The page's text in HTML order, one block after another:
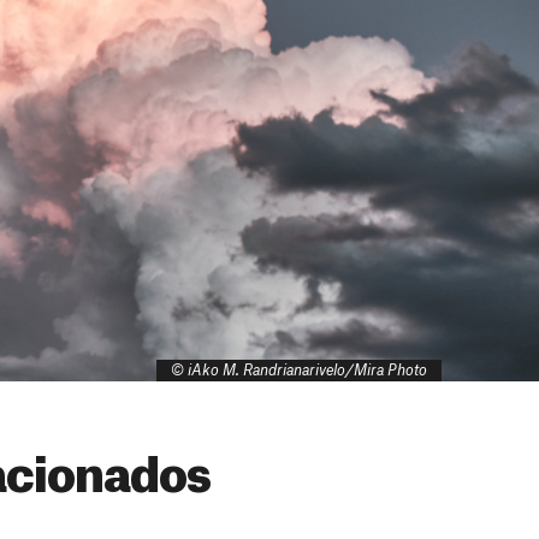
© iAko M. Randrianarivelo/Mira Photo